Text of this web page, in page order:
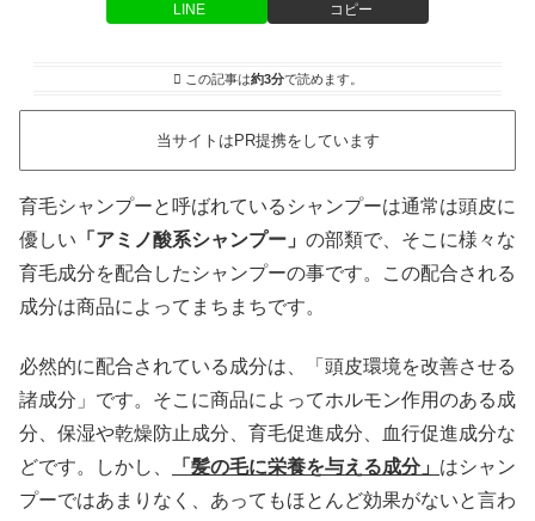
LINE コピー
この記事は約3分で読めます。
当サイトはPR提携をしています
育毛シャンプーと呼ばれているシャンプーは通常は頭皮に
優しい 「アミノ酸系シャンプー」 の部類で、そこに様々な
育毛成分を配合したシャンプーの事です。この配合される
成分は商品によってまちまちです。
必然的に配合されている成分は、「頭皮環境を改善させる
諸成分」です。そこに商品によってホルモン作用のある成
分、保湿や乾燥防止成分、育毛促進成分、血行促進成分な
どです。しかし、
「髪の毛に栄養を与える成分」 はシャン
プーではあまりなく、あってもほとんど効果がないと言わ